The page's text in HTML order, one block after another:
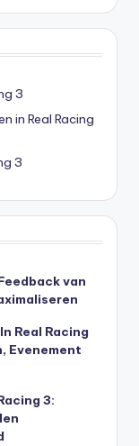
3
in Real Racing
3
van
Real Racing
Evenement
3: